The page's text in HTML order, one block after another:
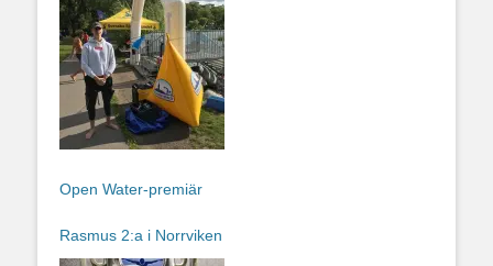
Open Water-premiär
Rasmus 2:a i Norrviken